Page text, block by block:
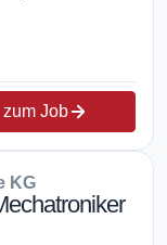
zum Job
KG